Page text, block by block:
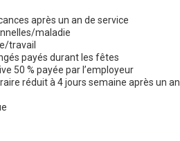
après un an de service
maladie
travail
payés durant les fêtes
50 % payée par l’employeur
réduit à 4 jours semaine après un an